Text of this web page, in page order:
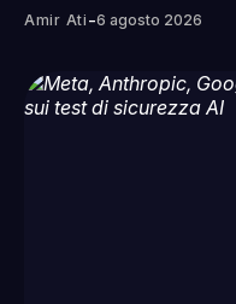
Amir Ati -6 agosto 2026